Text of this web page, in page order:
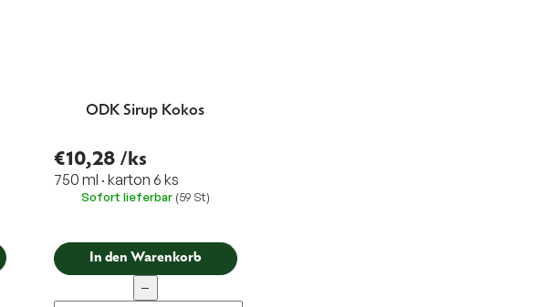
ODK Sirup Kokos
€10,28 /ks
750 ml · karton 6 ks
Sofort lieferbar (59 St)
In den Warenkorb
−